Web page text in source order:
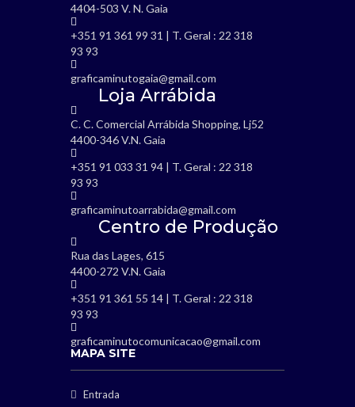
4404-503 V. N. Gaia
+351 91 361 99 31 | T. Geral : 22 318
93 93
graficaminutogaia@gmail.com
Loja Arrábida
C. C. Comercial Arrábida Shopping, Lj52
4400-346 V.N. Gaia
+351 91 033 31 94 | T. Geral : 22 318
93 93
graficaminutoarrabida@gmail.com
Centro de Produção
Rua das Lages, 615
4400-272 V.N. Gaia
+351 91 361 55 14 | T. Geral : 22 318
93 93
graficaminutocomunicacao@gmail.com
MAPA SITE
Entrada